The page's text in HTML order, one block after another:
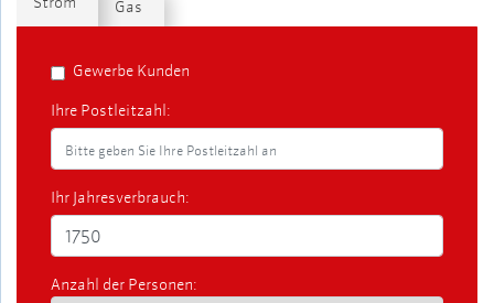
Gas
Gewerbe Kunden
Ihre Postleitzahl:
Ihr Jahresverbrauch:
Anzahl der Personen: